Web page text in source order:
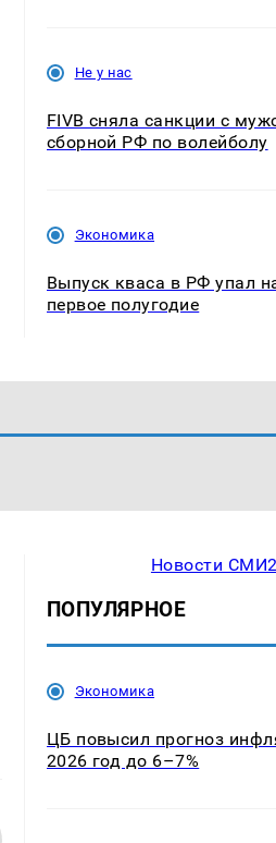
Не у нас
FIVB сняла санкции с
сборной РФ по волейболу
Экономика
Выпуск кваса в РФ упал
первое полугодие
Новости СМИ2
ПОПУЛЯРНОЕ
Экономика
ЦБ повысил прогноз
2026 год до 6–7%